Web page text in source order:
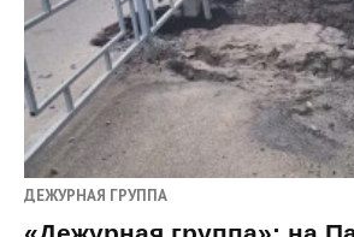
ДЕЖУРНАЯ ГРУППА